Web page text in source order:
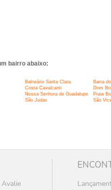
bairro abaixo:
Balneário Santa Clara Barra
Costa Cavalcanti Dom
Nossa Senhora de Guadalupe Praia
São Judas São
Avalie